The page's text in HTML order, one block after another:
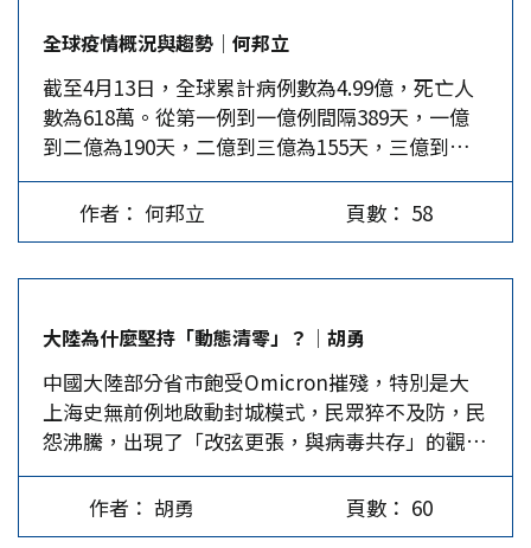
斯的銀行排除在全球銀行參與的SWIFT平台系統之
外，就可讓俄羅斯對外經濟交易關係難以再繼續使
用「國際主要交易貨幣」的美元和歐元，與所有外
國進行貿易結算，也藉此讓俄羅斯無法再進行海外
匯款等交易。…
琪在出席眾議院「歲入委員會」和參議院「金融委
員會」的聽證會時表示，下一階段對中經濟戰略核
心，除了檢視中國如何落實第一階段貿易協議承諾
之外，是在要求中方遵循公平貿易行為，藉此重新
校正美中貿易關係。此外，戴琪更進一步建議，美
國應該從事「戰略性投資」，提高戰略性產業競爭
優勢，以捍衛本身的經濟利益，以及加強與盟友之
間的合作，促使產業供應體系更具韌性，避免受到
美國或將調整對中的經濟戰略；如果深入分析可以
發現，其調整何嘗不是代表美國長期以來對中經濟
戰略受到嚴重挫敗。這或許可以臆測，戴琪從此一
期間美國對中國實施的貿易戰、科技戰等兩個戰略
進行評估分析認為，因收效甚微，而必須重新加以
調整。 先從貿易戰來說，川普自2018年3月起對中
掀起貿易爭端之後，不斷擴大對中國進口的產品加
徵關稅。不過，依據資料統計顯示，美國對中貿易
全球疫情概況與趨勢│何邦立
截至4月13日，全球累計病例數為4.99億，死亡人
數為618萬。從第一例到一億例間隔389天，一億
到二億為190天，二億到三億為155天，三億到四
億快到33天，四億到五億為64天。目前全球每周發
病率連續第三周下降，較前一周下降達23%；全球
每周死亡率趨勢連續第二周下降，下降率達17%。
占65%的全球人口至少接種了1劑，45.4億人、占
58%全球人口完全接種了疫苗。 美國的新冠累計
病例為8,030萬例，死亡為98.4萬人。4月的前7
天，每日發病率近3萬例，略呈上升趨勢；死亡率
趨於平穩為454例。美國已累計接種了5.67億劑疫
苗。過去兩周每日疫苗接種量顯著增加，從15.7萬
人攀升至44.5萬人。此乃FDA授權第二劑mRNA加
強劑量疫苗適用於某些人。…
作者： 何邦立 頁數： 58
大陸為什麼堅持「動態清零」？│胡勇
中國大陸部分省市飽受Omicron摧殘，特別是大
上海史無前例地啟動封城模式，民眾猝不及防，民
怨沸騰，出現了「改弦更張，與病毒共存」的觀
點。但大陸高層沒有被部分輿論所裹挾，堅持「動
態清零不猶豫、不動搖」。這是為什麼呢？ 不能
低估Omicron的危害 「Omicron致死率已與流感
作者： 胡勇 頁數： 60